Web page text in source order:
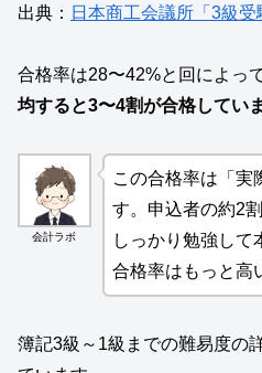
出典： 日本商工会議所「3級受
合格率は28〜42%と回によっ
均すると3〜4割が合格していま
会計ラボ
この合格率は「実
す。申込者の約2
しっかり勉強して
合格率はもっと高
簿記3級～1級までの難易度の